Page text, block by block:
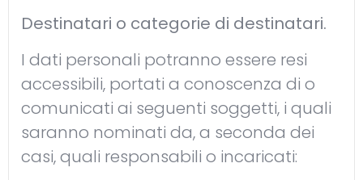
Destinatari o categorie di destinatari.
I dati personali potranno essere resi
accessibili, portati a conoscenza di o
comunicati ai seguenti soggetti, i quali
saranno nominati da, a seconda dei
casi, quali responsabili o incaricati: